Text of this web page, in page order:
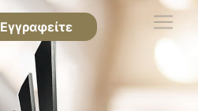
Εγγραφείτε